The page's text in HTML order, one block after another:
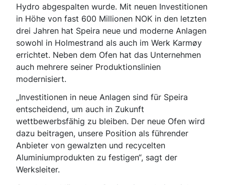
Hydro abgespalten wurde. Mit neuen Investitionen
in Höhe von fast 600 Millionen NOK in den letzten
drei Jahren hat Speira neue und moderne Anlagen
sowohl in Holmestrand als auch im Werk Karmøy
errichtet. Neben dem Ofen hat das Unternehmen
auch mehrere seiner Produktionslinien
modernisiert.
„Investitionen in neue Anlagen sind für Speira
entscheidend, um auch in Zukunft
wettbewerbsfähig zu bleiben. Der neue Ofen wird
dazu beitragen, unsere Position als führender
Anbieter von gewalzten und recycelten
Aluminiumprodukten zu festigen“, sagt der
Werksleiter.